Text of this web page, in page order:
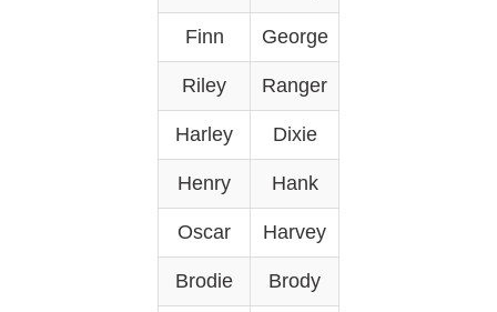
Finn George
Riley Ranger
Harley Dixie
Henry Hank
Oscar Harvey
Brodie Brody